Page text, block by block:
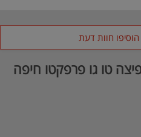
הוסיפו חוות דעת